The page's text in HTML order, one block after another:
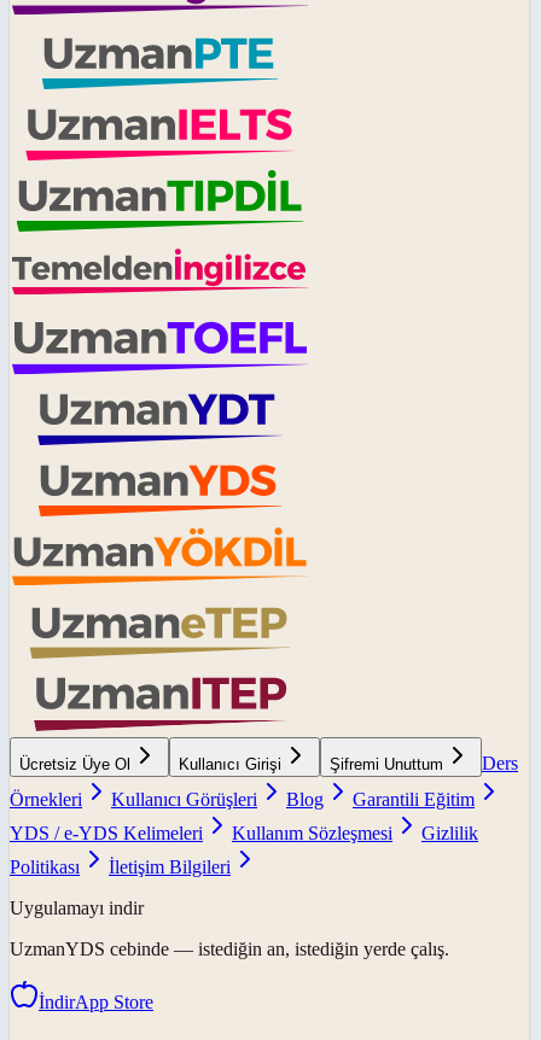
Ücretsiz Üye Ol Kullanıcı Girişi Şifremi Unuttum
Ders
Örnekleri
Kullanıcı Görüşleri Blog
Garantili Eğitim
YDS / e-YDS Kelimeleri
Kullanım Sözleşmesi
Gizlilik
Politikası
İletişim Bilgileri
Uygulamayı indir
UzmanYDS cebinde — istediğin an, istediğin yerde çalış.
İndirApp Store